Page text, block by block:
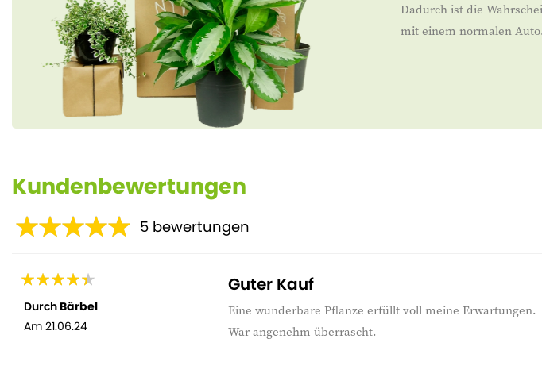
Dadurch ist die
mit einem normalen Auto.
Kundenbewertungen
5 bewertungen
DurchBärbel
Am 21.06.24
Guter Kauf
Eine wunderbare Pflanze erfüllt voll meine Erwartungen.
War angenehm überrascht.